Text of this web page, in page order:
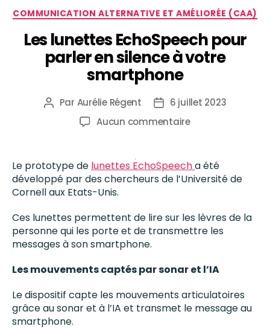
COMMUNICATION ALTERNATIVE ET AMÉLIORÉE (CAA)
Les lunettes EchoSpeech pour
parler en silence à votre
smartphone
Par Aurélie Régent
6 juillet 2023
Aucun commentaire
Le prototype de lunettes EchoSpeecha été
développé par des chercheurs de l’Université de
Cornell aux Etats-Unis.
Ces lunettes permettent de lire sur les lèvres de la
personne qui les porte et de transmettre les
messages à son smartphone.
Les mouvements captés par sonar et l’IA
Le dispositif capte les mouvements articulatoires
grâce au sonar et à l’IA et transmet le message au
smartphone.